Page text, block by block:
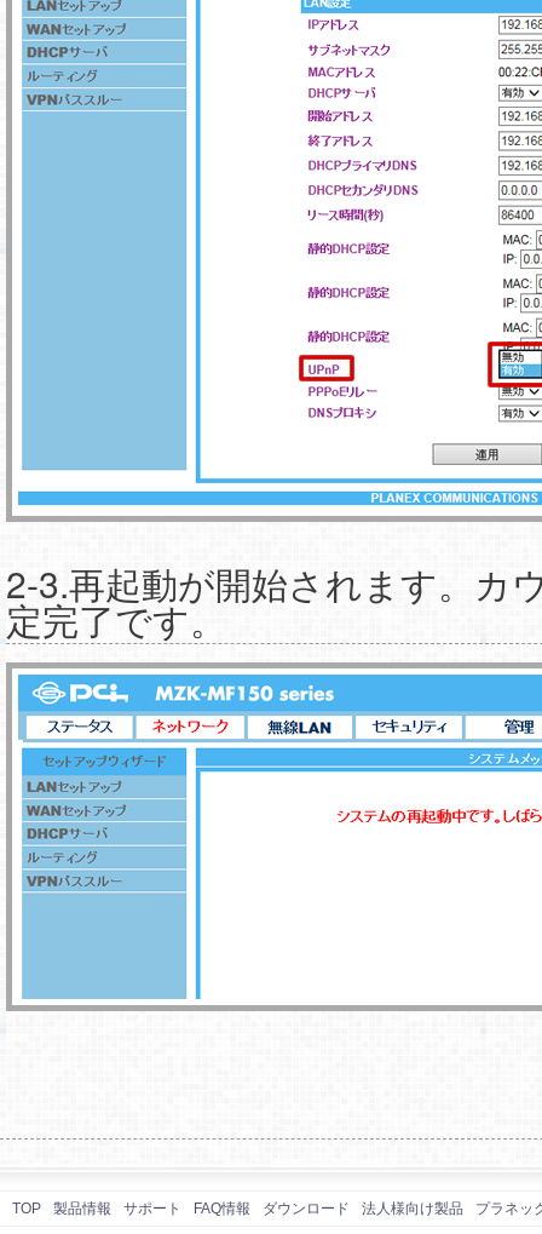
2-3.再起動が開始されます。カ
定完了です。
TOP 製品情報 サポート FAQ情報 ダウンロード 法人様向け製品 プラネッ